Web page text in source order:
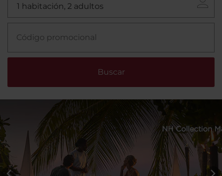
Código promocional
Buscar